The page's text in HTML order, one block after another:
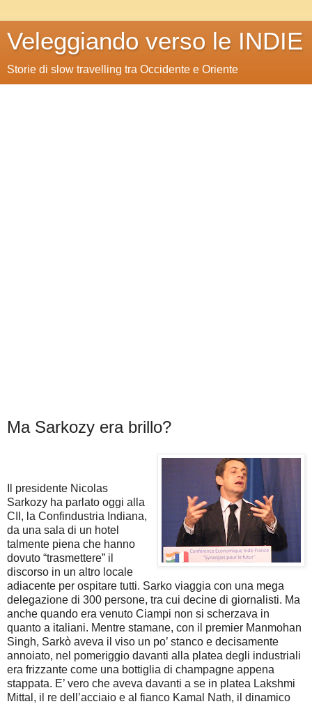
Veleggiando verso le INDIE
Storie di slow travelling tra Occidente e Oriente
Ma Sarkozy era brillo?
Il presidente Nicolas
Sarkozy ha parlato oggi alla
CII, la Confindustria Indiana,
da una sala di un hotel
talmente piena che hanno
dovuto “trasmettere” il
discorso in un altro locale
adiacente per ospitare tutti. Sarko viaggia con una mega
delegazione di 300 persone, tra cui decine di giornalisti. Ma
anche quando era venuto Ciampi non si scherzava in
quanto a italiani. Mentre stamane, con il premier Manmohan
Singh, Sarkò aveva il viso un po’ stanco e decisamente
annoiato, nel pomeriggio davanti alla platea degli industriali
era frizzante come una bottiglia di champagne appena
stappata. E’ vero che aveva davanti a se in platea Lakshmi
Mittal, il re dell’acciaio e al fianco Kamal Nath, il dinamico